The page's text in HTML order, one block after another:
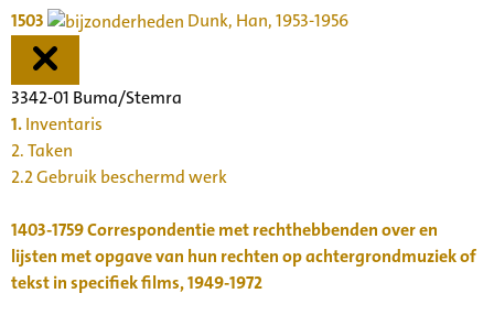
1503 Dunk, Han, 1953-1956
3342-01 Buma/Stemra
1.Inventaris
2. Taken
2.2 Gebruik beschermd werk
1403-1759Correspondentie met rechthebbenden over en
lijsten met opgave van hun rechten op achtergrondmuziek of
tekst in specifiek films, 1949-1972